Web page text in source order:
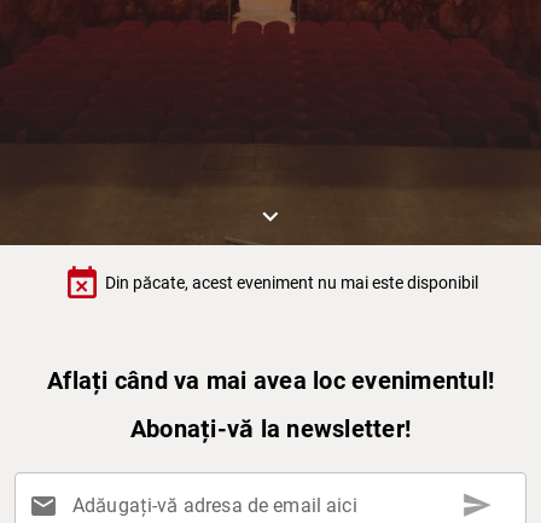
keyboard_arrow_down
event_busy Din păcate, acest eveniment nu mai este disponibil
Aflați când va mai avea loc evenimentul!
Abonați-vă la newsletter!
mail Adăugați-vă adresa de email aici send